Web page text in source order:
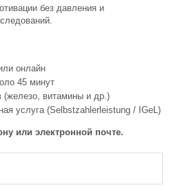
без давления и
онлайн
45 минут
(железо, витамины и др.)
услуга (Selbstzahlerleistung / IGeL)
или электронной почте.